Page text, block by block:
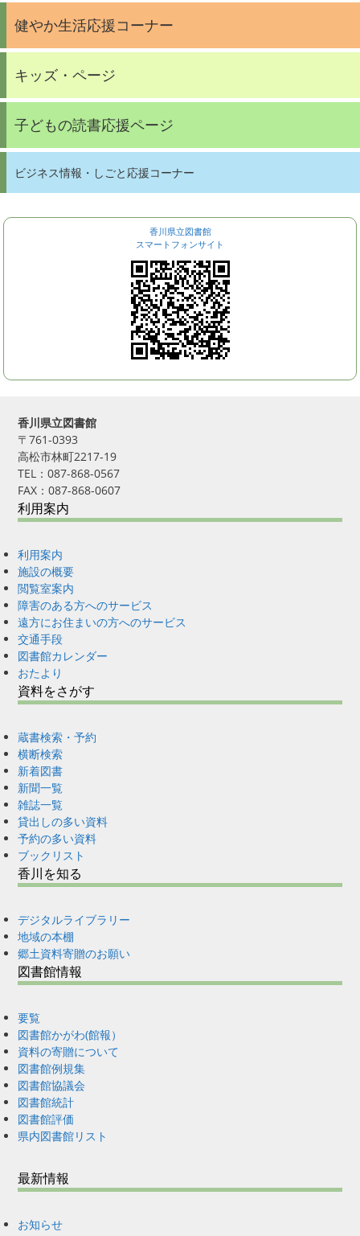
健やか生活応援コーナー
キッズ・ページ
子どもの読書応援ページ
ビジネス情報・しごと応援コーナー
香川県立図書館
スマートフォンサイト
香川県立図書館
〒761-0393
高松市林町2217-19
TEL：087-868-0567
FAX：087-868-0607
利用案内
利用案内
施設の概要
閲覧室案内
障害のある方へのサービス
遠方にお住まいの方へのサービス
交通手段
図書館カレンダー
おたより
資料をさがす
蔵書検索・予約
横断検索
新着図書
新聞一覧
雑誌一覧
貸出しの多い資料
予約の多い資料
ブックリスト
香川を知る
デジタルライブラリー
地域の本棚
郷土資料寄贈のお願い
図書館情報
要覧
図書館かがわ(館報）
資料の寄贈について
図書館例規集
図書館協議会
図書館統計
図書館評価
県内図書館リスト
最新情報
お知らせ